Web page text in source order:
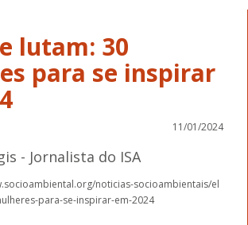
lutam: 30
para se inspirar
11/01/2024
- Jornalista do ISA
noticias-socioambientais/el
para-se-inspirar-em-2024